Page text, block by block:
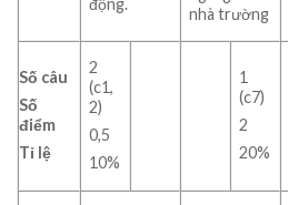
động.
nhà trường
Số câu
Số
điểm
Tỉ lệ
2
(c1,
2)
0,5
10%
1
(c7)
2
20%